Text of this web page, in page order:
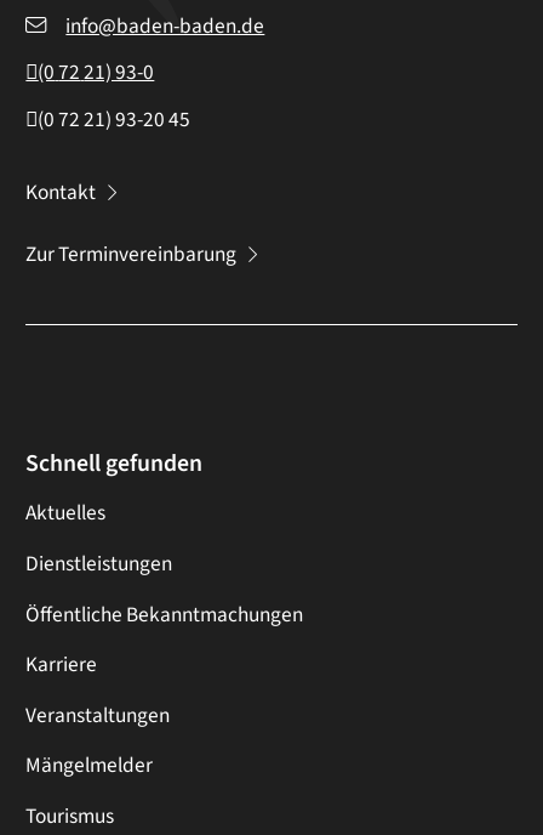
info@baden-baden.de
(07221) 93-0
(07221) 93-2045
Kontakt
Zur Terminvereinbarung
Schnell gefunden
Aktuelles
Dienstleistungen
Öffentliche Bekanntmachungen
Karriere
Veranstaltungen
Mängelmelder
Tourismus